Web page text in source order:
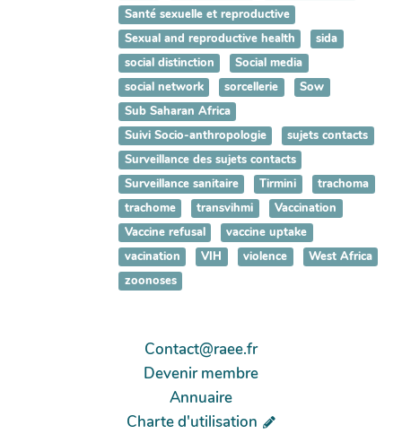
Santé sexuelle et reproductive
Sexual and reproductive health
sida
social distinction
Social media
social network
sorcellerie
Sow
Sub Saharan Africa
Suivi Socio-anthropologie
sujets contacts
Surveillance des sujets contacts
Surveillance sanitaire
Tirmini
trachoma
trachome
transvihmi
Vaccination
Vaccine refusal
vaccine uptake
vacination
VIH violence
West Africa
zoonoses
Contact@raee.fr
Devenir membre
Annuaire
Charte d'utilisation